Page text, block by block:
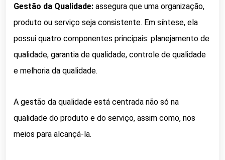
Gestão da Qualidade: assegura que uma organização,
produto ou serviço seja consistente. Em síntese, ela
possui quatro componentes principais: planejamento de
qualidade, garantia de qualidade, controle de qualidade
e melhoria da qualidade.
A gestão da qualidade está centrada não só na
qualidade do produto e do serviço, assim como, nos
meios para alcançá-la.